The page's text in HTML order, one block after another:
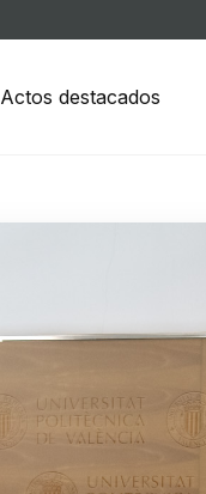
Actos destacados